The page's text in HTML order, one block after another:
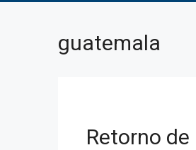
guatemala
Retorno